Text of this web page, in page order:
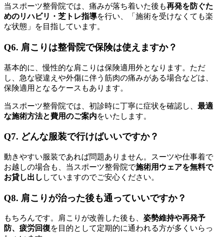
当スポーツ整骨院では、痛みが落ち着いた後も再発を防ぐた
めのリハビリ・芝トレ指導を行い、「施術を受けなくても楽
な状態」を目指しています。
Q6. 肩こりは整骨院で保険は使えますか？
基本的に、慢性的な肩こりは保険適用外となります。ただ
し、急な寝違えや外傷に伴う筋肉の痛みがある場合などは、
保険適用となるケースもあります。
当スポーツ整骨院では、初診時に丁寧に症状を確認し、 最適
な施術方法と費用のご案内をいたします。
Q7. どんな服装で行けばいいですか？
動きやすい服装であれば問題ありません。スーツや仕事着で
お越しの場合も、当スポーツ整骨院で施術用ウェアを無料で
お貸し出し していますのでご安心ください。
Q8. 肩こりが治った後も通っていいですか？
もちろんです。肩こりが改善した後も、 姿勢維持や再発予
防、疲労回復を目的として定期的に通われる方が多くいらっ